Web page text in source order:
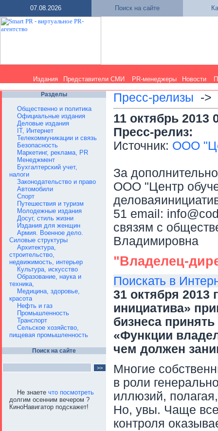
07.08.2026 Поиск на сайте
Издания Представители СМИ PR-менеджеры Новости
Разделы
Общественно и политика
Официальные издания
Деловые издания
IT, Интернет
Телекоммуникации и связь
Безопасность
Маркетинг, реклама, PR
Менеджмент
Бухгалтерский учет,
налоги
Законодательство и право
Автомобили
Спорт
Путешествия и туризм
Молодежные издания
Досуг, стиль жизни
Издания для женщин
Армия. Военное дело.
Силовые структуры
Архитектура,
строительство,
недвижимость, интерьер
Культура, искусство
Образование, наука и
техника,
Медицина, здоровье,
красота
Нефть и газ
Промышленность
Транспорт
Сельское хозяйство,
пищевая промышленность
Поиск на сайте
Не знаете что посмотреть
долгим осенним вечером ?
КиноНавигатор подскажет!
Пресс-релизы ->
11 октябрь 2013
Пресс-релиз:
Источник: ООО
За
ООО "Центр
51 email:
связям с
Владимировна
"Владелец-
Поискать в
31 октября 2013
инициатива»
бизнеса
«Функции
чем должен
Многие
в роли
иллюзий,
Но, увы. Чаще
контроля